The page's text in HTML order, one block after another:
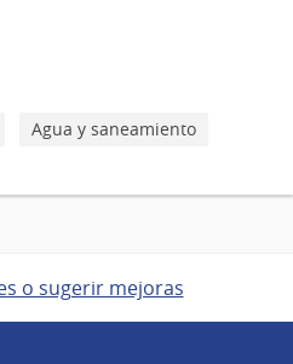
Agua y saneamiento
o sugerir mejoras